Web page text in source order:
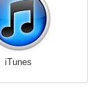
iTunes